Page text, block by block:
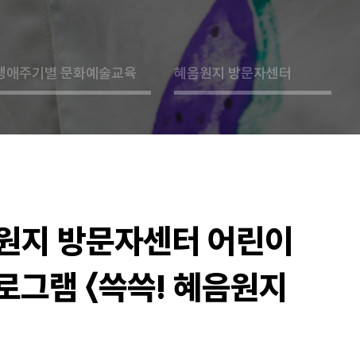
애주기별 문화예술교육 혜음원지 방문자센터
방문자센터 어린이
그램 〈쓱쓱! 혜음원지